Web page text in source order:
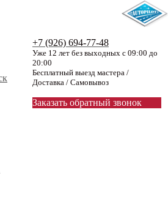
+7 (926) 694-77-48
Уже 12 лет без выходных с 09:00 до
20:00
Бесплатный выезд мастера /
Доставка / Самовывоз
Заказать обратный звонок